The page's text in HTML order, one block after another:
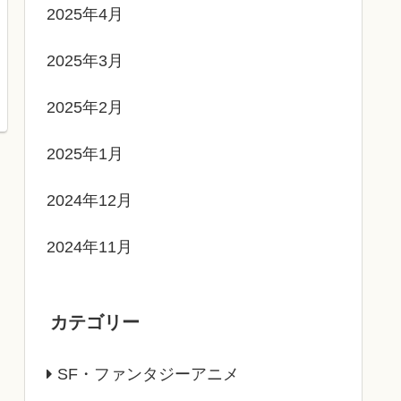
2025年4月
2025年3月
2025年2月
2025年1月
2024年12月
2024年11月
カテゴリー
SF・ファンタジーアニメ